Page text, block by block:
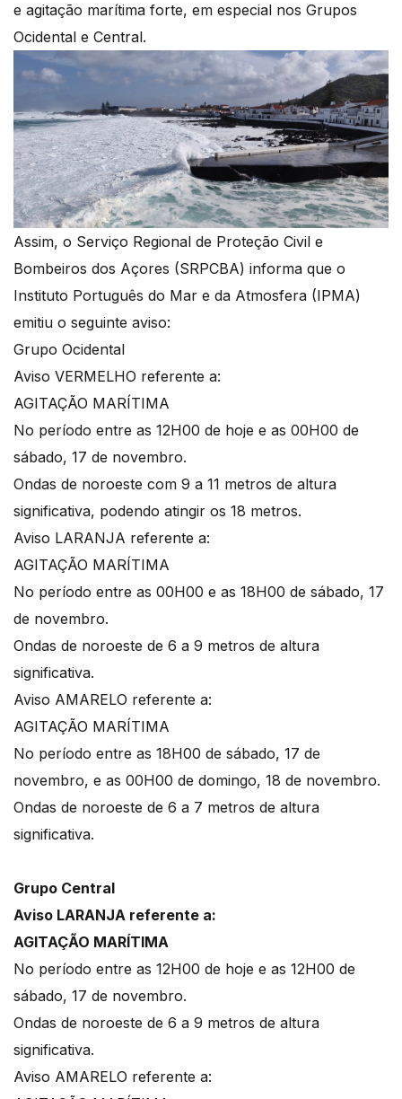
e agitação marítima forte, em especial nos Grupos
Ocidental e Central.
Assim, o Serviço Regional de Proteção Civil e
Bombeiros dos Açores (SRPCBA) informa que o
Instituto Português do Mar e da Atmosfera (IPMA)
emitiu o seguinte aviso:
Grupo Ocidental
Aviso VERMELHO referente a:
AGITAÇÃO MARÍTIMA
No período entre as 12H00 de hoje e as 00H00 de
sábado, 17 de novembro.
Ondas de noroeste com 9 a 11 metros de altura
significativa, podendo atingir os 18 metros.
Aviso LARANJA referente a:
AGITAÇÃO MARÍTIMA
No período entre as 00H00 e as 18H00 de sábado, 17
de novembro.
Ondas de noroeste de 6 a 9 metros de altura
significativa.
Aviso AMARELO referente a:
AGITAÇÃO MARÍTIMA
No período entre as 18H00 de sábado, 17 de
novembro, e as 00H00 de domingo, 18 de novembro.
Ondas de noroeste de 6 a 7 metros de altura
significativa.
Grupo Central
Aviso LARANJA referente a:
AGITAÇÃO MARÍTIMA
No período entre as 12H00 de hoje e as 12H00 de
sábado, 17 de novembro.
Ondas de noroeste de 6 a 9 metros de altura
significativa.
Aviso AMARELO referente a: